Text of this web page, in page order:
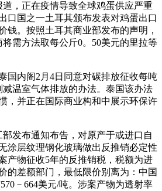
，正在疫情导致全球鸡蛋供应严重
口国之一土耳其颁布发表对鸡蛋出口
钱。按照土耳其商业部发布的声明，
将需方法取每公斤0。50美元的里拉等
内阁2月4日同意对碳排放征收每吨
减温室气体排放的办法。泰国该办法
，并正在国际商业构和中展示环保许
发布通知布告，对原产于或进口自
涂层纹理钢化玻璃做出反推销必定性
产物征收5年的反推销税，税额为进
的差额部门，最低限价别离为：中国
－664美元/吨。涉案产物为透射率